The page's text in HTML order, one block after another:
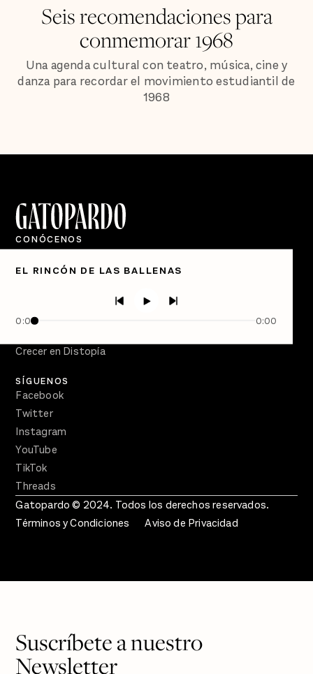
Seis recomendaciones para
conmemorar 1968
Una agenda cultural con teatro, música, cine y
danza para recordar el movimiento estudiantil de
1968
EL RINCÓN DE LAS BALLENAS
0:00 0:00
CONÓCENOS
Quiénes Somos
Directorio
Semanario Gatopardo
Crecer en Distopía
SÍGUENOS
Facebook
Twitter
Instagram
YouTube
TikTok
Threads
Gatopardo © 2024. Todos los derechos reservados.
Términos y Condiciones
Aviso de Privacidad
Suscríbete a nuestro
Newsletter